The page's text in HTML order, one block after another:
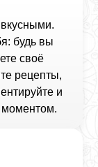
будь вы
своё
рецепты,
и